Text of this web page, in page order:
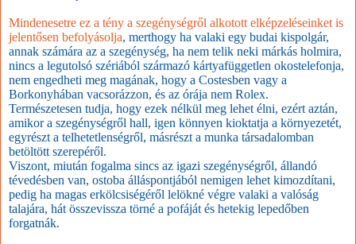
Mindenesetre ez a tény a szegénységről alkotott elképzeléseinket is
jelentősen befolyásolja, merthogy ha valaki egy budai kispolgár,
annak számára az a szegénység, ha nem telik neki márkás holmira,
nincs a legutolsó szériából származó kártyafüggetlen okostelefonja,
nem engedheti meg magának, hogy a Costesben vagy a
Borkonyhában vacsorázzon, és az órája nem Rolex.
Természetesen tudja, hogy ezek nélkül meg lehet élni, ezért aztán,
amikor a szegénységről hall, igen könnyen kioktatja a környezetét,
egyrészt a telhetetlenségről, másrészt a munka társadalomban
betöltött szerepéről.
Viszont, miután fogalma sincs az igazi szegénységről, állandó
tévedésben van, ostoba álláspontjából nemigen lehet kimozdítani,
pedig ha magas erkölcsiségéről lelökné végre valaki a valóság
talajára, hát összevissza törné a pofáját és hetekig lepedőben
forgatnák.